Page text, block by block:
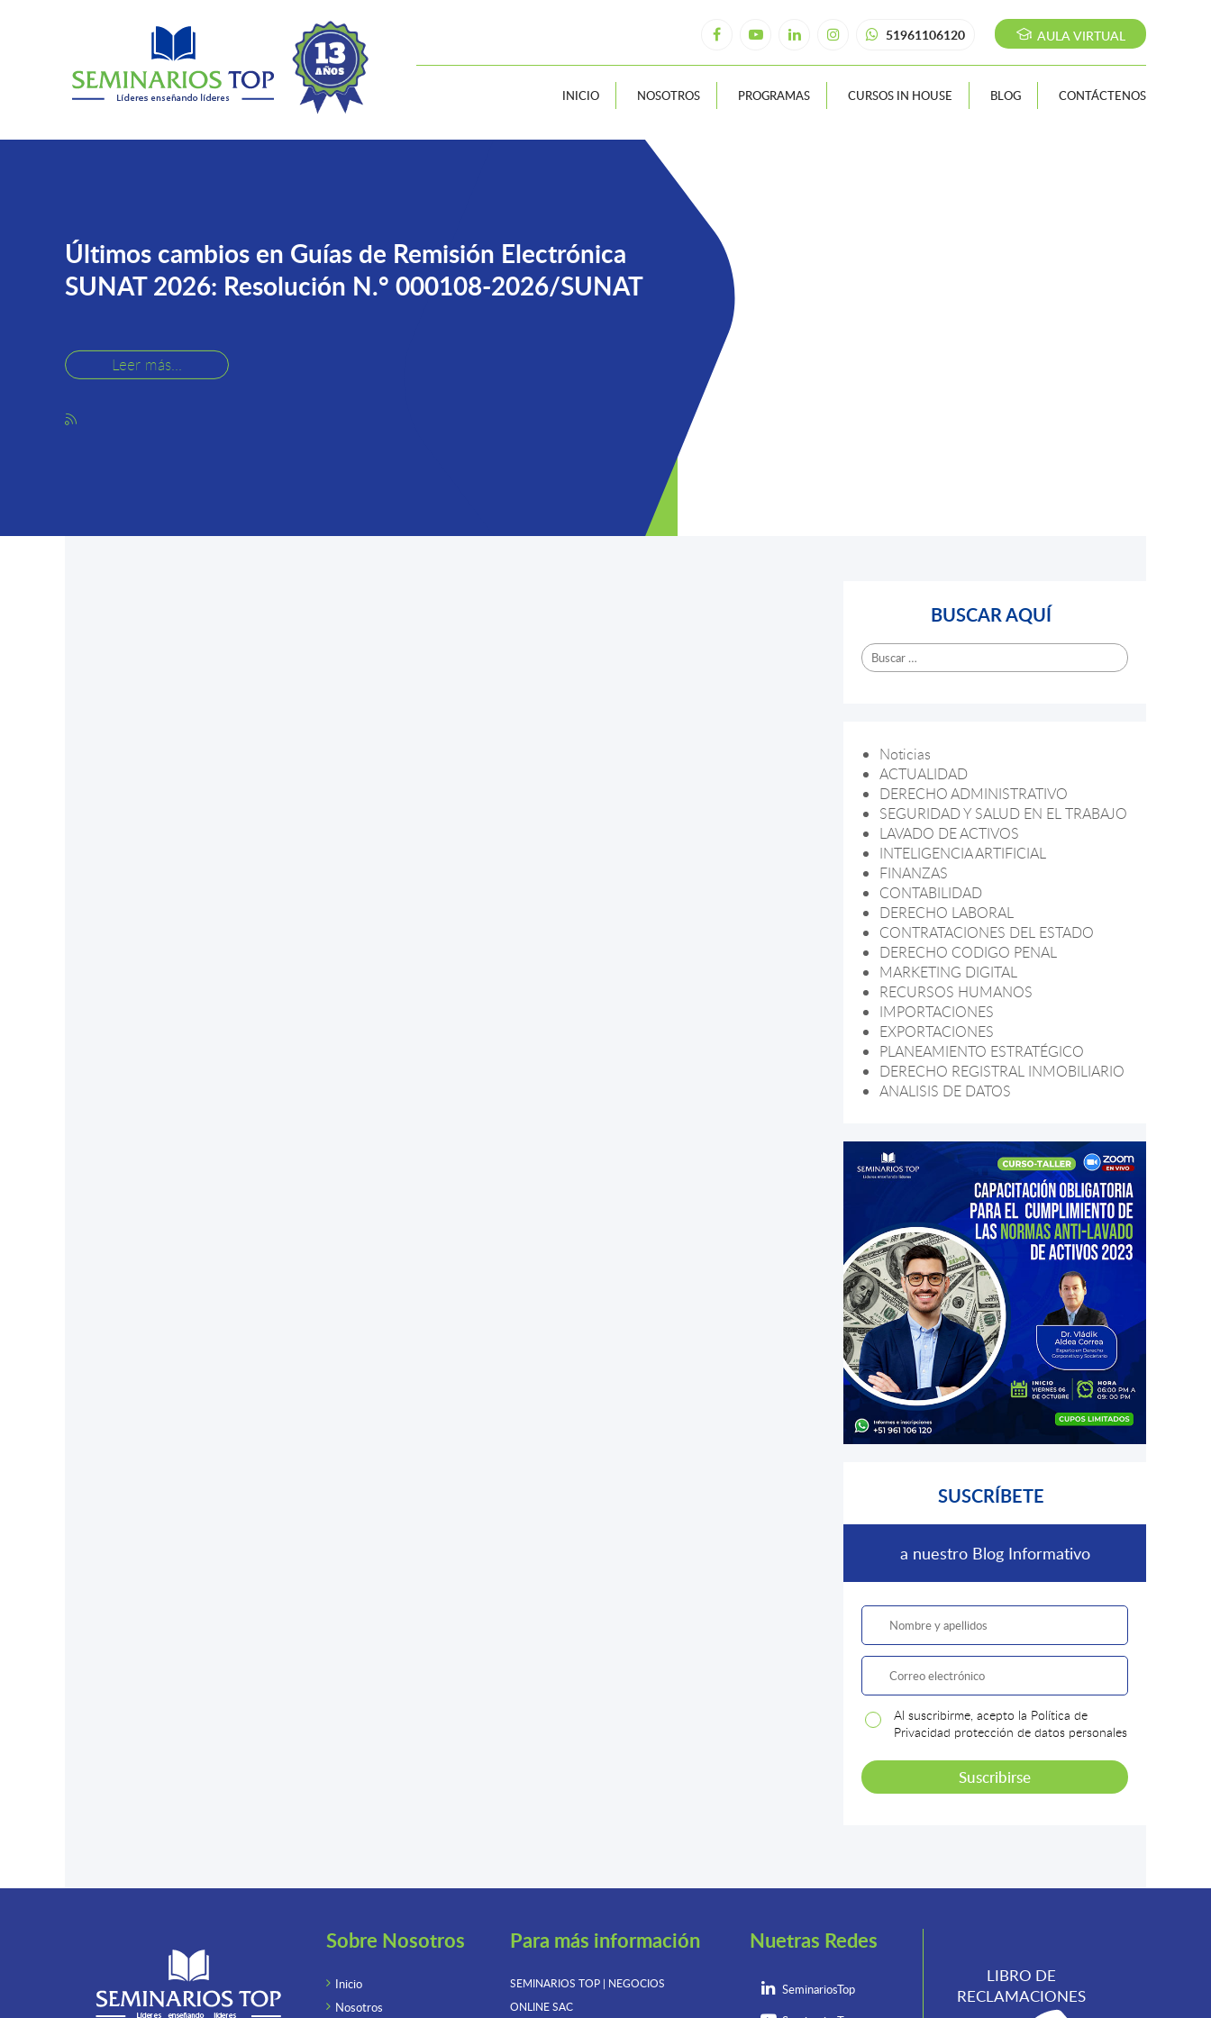
51961106120 AULA VIRTUAL
INICIO NOSOTROS PROGRAMAS CURSOS IN HOUSE BLOG CONTÁCTENOS
Últimos cambios en Guías de Remisión Electrónica
SUNAT 2026: Resolución N.° 000108-2026/SUNAT
Leer más...
BUSCAR AQUÍ
Buscar:
Noticias
ACTUALIDAD
DERECHO ADMINISTRATIVO
SEGURIDAD Y SALUD EN EL TRABAJO
LAVADO DE ACTIVOS
INTELIGENCIA ARTIFICIAL
FINANZAS
CONTABILIDAD
DERECHO LABORAL
CONTRATACIONES DEL ESTADO
DERECHO CODIGO PENAL
MARKETING DIGITAL
RECURSOS HUMANOS
IMPORTACIONES
EXPORTACIONES
PLANEAMIENTO ESTRATÉGICO
DERECHO REGISTRAL INMOBILIARIO
ANALISIS DE DATOS
SUSCRÍBETE
a nuestro Blog Informativo
Al suscribirme, acepto la Política de
Privacidad protección de datos personales
Sobre Nosotros
Inicio
Nosotros
Para más información
SEMINARIOS TOP | NEGOCIOS
ONLINESAC
Nuetras Redes
SeminariosTop
LIBRO DE
RECLAMACIONES